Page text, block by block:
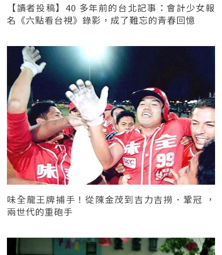
【讀者投稿】40 多年前的台北記事：會計少女報
名《六點看台視》錄影，成了難忘的青春回憶
味全龍王牌捕手！從陳金茂到吉力吉撈．鞏冠 ，
兩世代的重砲手